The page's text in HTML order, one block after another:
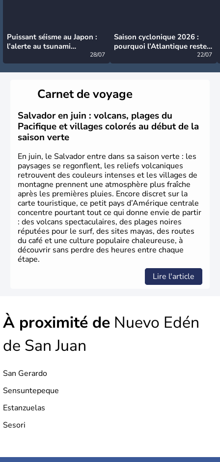
Puissant séisme au Japon :
l’alerte au tsunami
28/07
Saison cyclonique 2026 :
pourquoi l’Atlantique reste
22/07
Carnet de voyage
Salvador en juin : volcans, plages du
Pacifique et villages colorés au début de la
saison verte
En juin, le Salvador entre dans sa saison verte : les
paysages se regonflent, les reliefs volcaniques
retrouvent des couleurs intenses et les villages de
montagne prennent une atmosphère plus fraîche
après les premières pluies. Encore discret sur la
carte touristique, ce petit pays d’Amérique centrale
concentre pourtant tout ce qui donne envie de partir
: des volcans spectaculaires, des plages noires
réputées pour le surf, des sites mayas, des routes
du café et une culture populaire chaleureuse, à
découvrir sans perdre des heures entre chaque
étape.
Lire l'article
À proximité de Nuevo Edén
de San Juan
San Gerardo
Sensuntepeque
Estanzuelas
Sesori